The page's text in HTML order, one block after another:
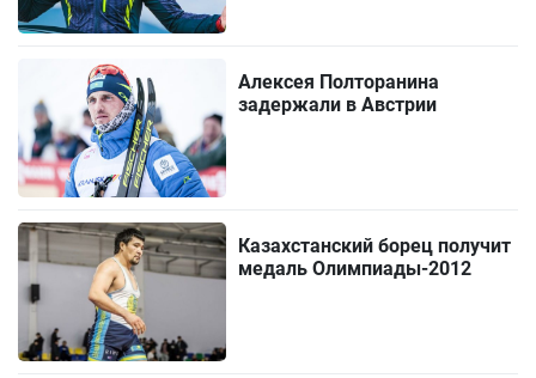
Алексея Полторанина
задержали в Австрии
Казахстанский борец получит
медаль Олимпиады-2012